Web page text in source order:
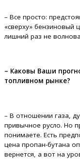
– Все просто:
«сверху» бензиновый
лишний раз не
– Каковы Ваши
топливном рынке?
– В отношении газа,
привычное русло. Но
понимаете. Есть
цена пропан-бутана
вернется, а вот на